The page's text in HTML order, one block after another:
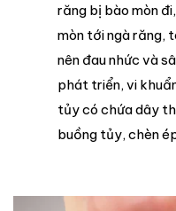
răng bị bào mòn
mòn tới ngà răng,
nên đau nhức và
phát triển, vi
tủy có chứa dây
buồng tủy, chèn